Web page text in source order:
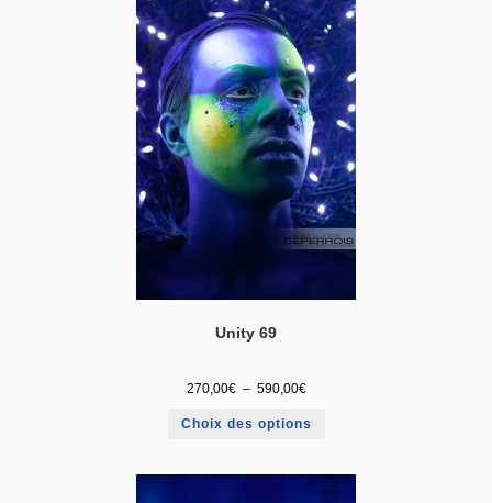
Unity 69
270,00€ – 590,00€
Choix des options